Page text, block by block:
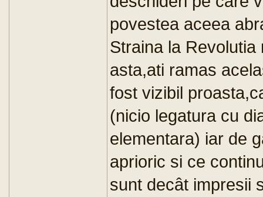
povestea aceea
Straina la
asta,ati ramas
fost vizibil
(nicio legatura cu
elementara) iar de
aprioric si ce
sunt decât impresii